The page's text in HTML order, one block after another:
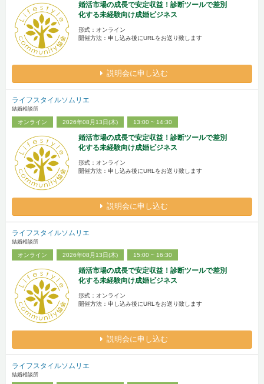
婚活市場の成長で安定収益！診断ツールで差別
化する未経験向け成婚ビジネス
形式：オンライン
開催方法：申し込み後にURLをお送り致します
説明会に申し込む
ライフスタイルソムリエ
結婚相談所
オンライン 2026年08月13日(木) 13:00 ~ 14:30
婚活市場の成長で安定収益！診断ツールで差別
化する未経験向け成婚ビジネス
形式：オンライン
開催方法：申し込み後にURLをお送り致します
説明会に申し込む
ライフスタイルソムリエ
結婚相談所
オンライン 2026年08月13日(木) 15:00 ~ 16:30
婚活市場の成長で安定収益！診断ツールで差別
化する未経験向け成婚ビジネス
形式：オンライン
開催方法：申し込み後にURLをお送り致します
説明会に申し込む
ライフスタイルソムリエ
結婚相談所